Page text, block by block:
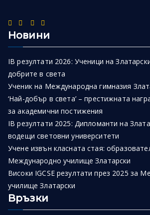
Новини
IB резултати 2026: Ученици на
добрите в света
Ученик на Международна гимназия
‘Най-добър в света’ – престижната
за академични постижения
IB резултати 2025: Дипломанти на
водещи световни университети
Учене извън класната стая:
Международно училище Златарски
Високи IGCSE резултати през 2025 за
училище Златарски
Връзки